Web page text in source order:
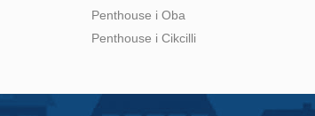
Penthouse i Oba
Penthouse i Cikcilli